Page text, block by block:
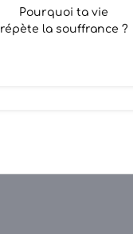
Pourquoi ta vie
répète la souffrance ?